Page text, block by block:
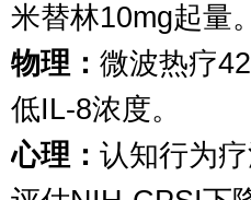
米替林10mg起量。
物理： 微波热疗
低IL-8浓度。
心理： 认知行为